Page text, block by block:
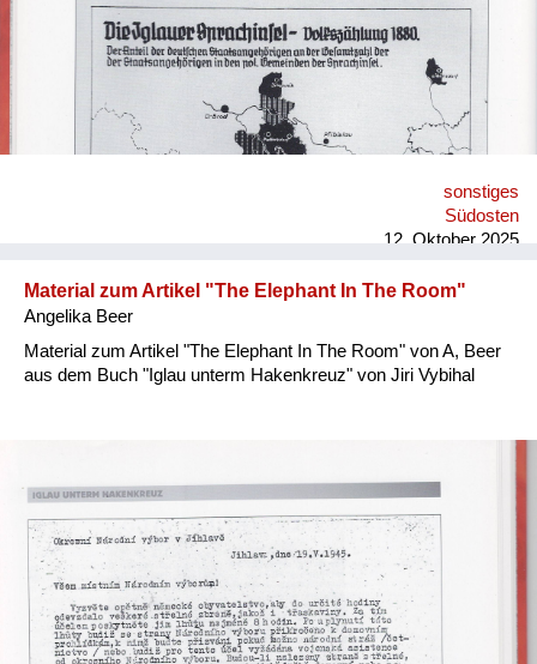
sonstiges
Südosten
12. Oktober 2025
Material zum Artikel "The Elephant In The Room"
Angelika Beer
Material zum Artikel "The Elephant In The Room" von A, Beer
aus dem Buch "Iglau unterm Hakenkreuz" von Jiri Vybihal